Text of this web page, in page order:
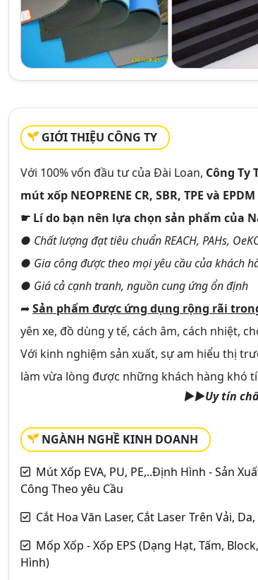
GIỚI THIỆU CÔNG TY
Với 100% vốn đầu tư của Đài Loan, Công Ty
mút xốp NEOPRENE CR, SBR, TPE và EPDM
☛ Lí do bạn nên lựa chọn sản phẩm của
● Chất lượng đạt tiêu chuẩn REACH, PAHs,
● Gia công được theo mọi yêu cầu của khách
● Giá cả cạnh tranh, nguồn cung ứng ổn định
➦Sản phẩm được ứng dụng rộng rãi
yên xe, đồ dùng y tế, cách âm, cách nhiệt,
Với kinh nghiệm sản xuất, sự am hiểu thị
làm vừa lòng được những khách hàng khó
►►Uy tín
NGÀNH NGHỀ KINH DOANH
Mút Xốp EVA, PU, PE,..Định Hình - Sản
Công Theo yêu Cầu
Cắt Hoa Văn Laser, Cắt Laser Trên Vải,
Mốp Xốp - Xốp EPS (Dạng Hạt, Tấm,
Hình)